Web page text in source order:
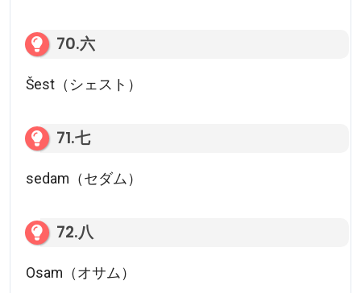
70.六
Šest（シェスト）
71.七
sedam（セダム）
72.八
Osam（オサム）